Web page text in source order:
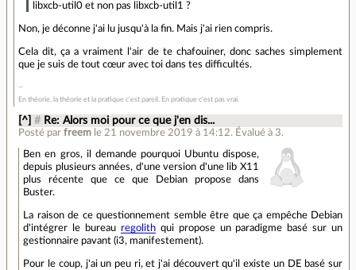
libxcb-util0 et non pas libxcb-util1 ?
Non, je déconne j'ai lu jusqu'à la fin. Mais j'ai rien compris.
Cela dit, ça a vraiment l'air de te chafouiner, donc saches simplement
que je suis de tout cœur avec toi dans tes difficultés.
En théorie, la théorie et la pratique c'est pareil. En pratique c'est pas vrai.
[^] # Re: Alors moi pour ce que j'en dis...
Posté parfreem le 21 novembre 2019 à 14:12. Évalué à 3.
Ben en gros, il demande pourquoi Ubuntu dispose,
depuis plusieurs années, d'une version d'une lib X11
plus récente que ce que Debian propose dans
Buster.
La raison de ce questionnement semble être que ça empêche Debian
d'intégrer le bureau regolithqui propose un paradigme basé sur un
gestionnaire pavant (i3, manifestement).
Pour le coup, j'ai un peu ri, et j'ai découvert qu'il existe un DE basé sur